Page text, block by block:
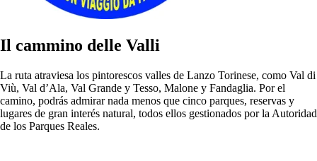
Il cammino delle Valli
La ruta atraviesa los pintorescos valles de Lanzo Torinese, como Val di
Viù, Val d’Ala, Val Grande y Tesso, Malone y Fandaglia. Por el
camino, podrás admirar nada menos que cinco parques, reservas y
lugares de gran interés natural, todos ellos gestionados por la Autoridad
de los Parques Reales.